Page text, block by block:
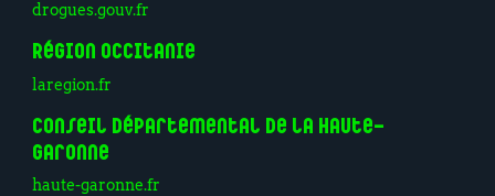
drogues.gouv.fr
Région Occitanie
laregion.fr
Conseil Départemental de la Haute-
Garonne
haute-garonne.fr